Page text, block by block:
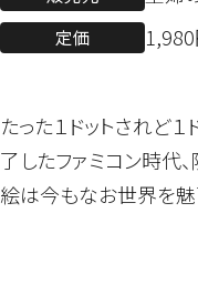
定価 1,980
たった１ドットされど
了したファミコン時代
絵は今もなお世界を魅